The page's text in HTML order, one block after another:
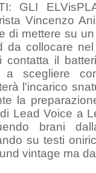
GLI
Vincenzo
di mettere su
da collocare
contatta il
a scegliere
l'incarico
la
Lead Voice a
brani
su testi
vintage ma